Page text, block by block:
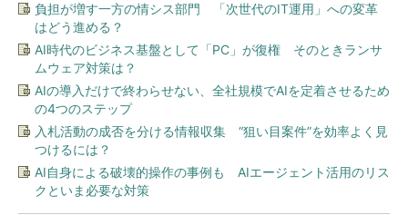
負担が増す一方の情シス部門 「次世代のIT運用」への変革
はどう進める？
AI時代のビジネス基盤として「PC」が復権 そのときランサ
ムウェア対策は？
AIの導入だけで終わらせない、全社規模でAIを定着させるため
の4つのステップ
入札活動の成否を分ける情報収集 “狙い目案件”を効率よく見
つけるには？
AI自身による破壊的操作の事例も AIエージェント活用のリス
クといま必要な対策